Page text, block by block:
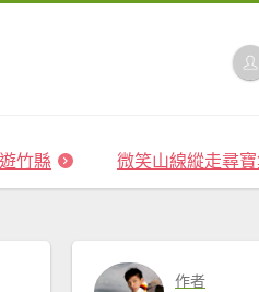
竹縣 微笑山線縱走尋
作者